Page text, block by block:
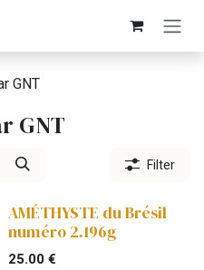
GNT
GNT
Filter
AMÉTHYSTE du Brésil
numéro 2.196g
25.00€